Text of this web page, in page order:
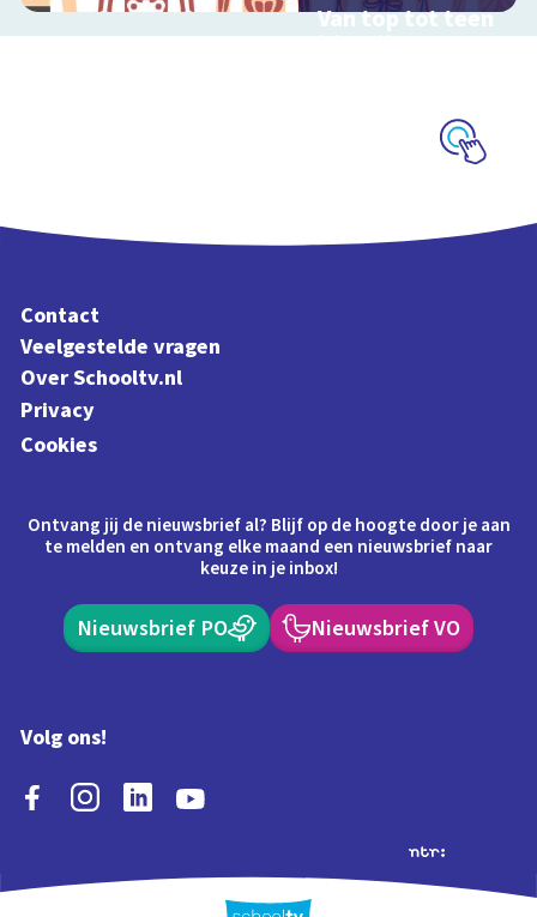
Van top tot teen
Interactieve
Contact
Veelgestelde vragen
Over Schooltv.nl
Privacy
Cookies
Ontvang jij de nieuwsbrief al? Blijf op de hoogte door je aan
te melden en ontvang elke maand een nieuwsbrief naar
keuze in je inbox!
Nieuwsbrief PO Nieuwsbrief VO
Volg ons!